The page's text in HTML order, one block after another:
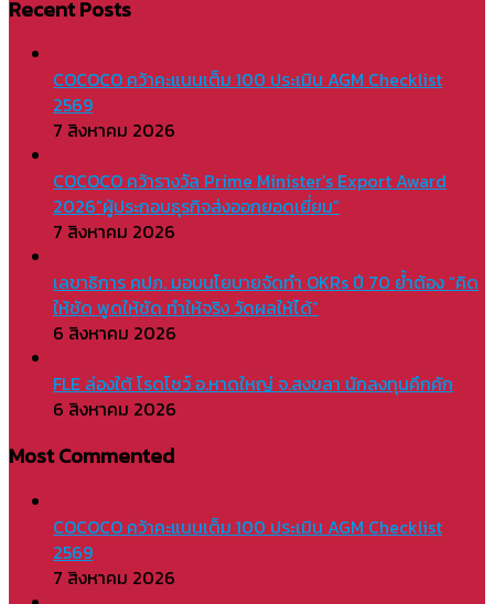
Recent Posts
COCOCO คว้าคะแนนเต็ม 100 ประเมิน AGM Checklist
2569
7 สิงหาคม 2026
COCOCO คว้ารางวัล Prime Minister’s Export Award
2026“ผู้ประกอบธุรกิจส่งออกยอดเยี่ยม”
7 สิงหาคม 2026
เลขาธิการ คปภ. มอบนโยบายจัดทำ OKRs ปี 70 ย้ำต้อง “คิด
ให้ชัด พูดให้ชัด ทำให้จริง วัดผลให้ได้”
6 สิงหาคม 2026
FLE ล่องใต้ โรดโชว์ อ.หาดใหญ่ จ.สงขลา นักลงทุนคึกคัก
6 สิงหาคม 2026
Most Commented
COCOCO คว้าคะแนนเต็ม 100 ประเมิน AGM Checklist
2569
7 สิงหาคม 2026